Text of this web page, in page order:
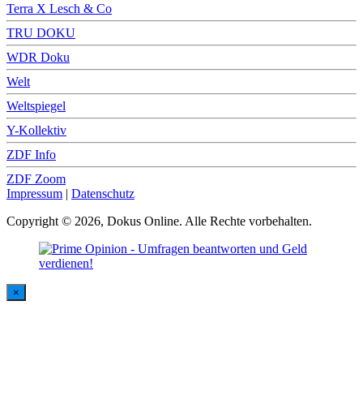
Terra X Lesch & Co
TRU DOKU
WDR Doku
Welt
Weltspiegel
Y-Kollektiv
ZDF Info
ZDF Zoom
Impressum | Datenschutz
Copyright © 2026, Dokus Online. Alle Rechte vorbehalten.
×